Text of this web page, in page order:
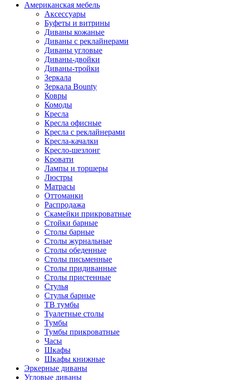
Американская мебель
Аксессуары
Буфеты и витрины
Диваны кожаные
Диваны с реклайнерами
Диваны угловые
Диваны-двойки
Диваны-тройки
Зеркала
Зеркала Bounty
Ковры
Комоды
Кресла
Кресла офисные
Кресла с реклайнерами
Кресла-качалки
Кресло-шезлонг
Кровати
Лампы и торшеры
Люстры
Матрасы
Оттоманки
Распродажа
Скамейки прикроватные
Стойки барные
Столы барные
Столы журнальные
Столы обеденные
Столы письменные
Столы придиванные
Столы пристенные
Стулья
Стулья барные
ТВ тумбы
Туалетные столы
Тумбы
Тумбы прикроватные
Часы
Шкафы
Шкафы книжные
Эркерные диваны
Угловые диваны